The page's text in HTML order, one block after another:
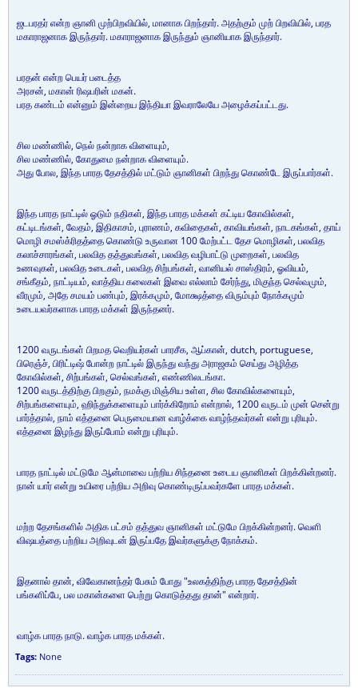
ஜடபரதர் என்ற ஞானி முற்பிறவியில், மானாக பிறந்தார். அதற்கும் முற் பிறவியில், பரத
மகாராஜனாக இருந்தார். மகாராஜனாக இருந்தும் ஞானியாக இருந்தார்.
பரதன் என்ற பெயர் படைத்த
அரசன், மகான் ரிஷபரின் மகன்.
பரத கண்டம் என்னும் இன்றைய இந்தியா இவராலேயே அழைக்கப்பட்டது.
சில மண்ணில், நெல் நன்றாக விளையும்,
சில மண்ணில், கோதுமை நன்றாக விளையும்.
அது போல, இந்த பாரத தேசத்தில் மட்டும் ஞானிகள் பிறந்து கொண்டே இருப்பார்கள்.
இந்த பாரத நாட்டில் ஓடும் நதிகள், இந்த பாரத மக்கள் கட்டிய கோவில்கள்,
கட்டிடங்கள், வேதம், இதிகாசம், புராணம், கவிதைகள், காவியங்கள், நாடகங்கள், தாய்
மொழி சமஸ்க்ரிதத்தை கொண்டு உருவான 100 மேற்பட்ட தேச மொழிகள், பலவித
கலாச்சாரங்கள், பலவித தத்துவங்கள், பலவித வழிபாட்டு முறைகள், பலவித
உணவுகள், பலவித உடைகள், பலவித சிற்பங்கள், வானியல் சாஸ்திரம், ஓவியம்,
சங்கீதம், நாட்டியம், வாத்திய கலைகள் இவை எல்லாம் சேர்ந்து, மிகுந்த செல்வமும்,
வீரமும், அதே சமயம் பண்பும், இரக்கமும், மோக்ஷத்தை விரும்பும் நோக்கமும்
உடையவர்களாக பாரத மக்கள் இருந்தனர்.
1200 வருடங்கள் பிறமத வெறியர்கள் பாரசீக, ஆப்கான், dutch, portuguese,
பிரெஞ்ச், பிரிட்டிஷ் போன்ற நாட்டில் இருந்து வந்து அராஜகம் செய்து அழித்த
கோவில்கள், சிற்பங்கள், செல்வங்கள், எண்ணிலடங்கா.
1200 வருடத்திற்கு பிறகும், நமக்கு மிஞ்சிய உள்ள, சில கோவில்களையும்,
சிற்பங்களையும், ஹிந்துக்களையும் பார்க்கிறோம் என்றால், 1200 வருடம் முன் சென்று
பார்த்தால், நாம் எத்தனை பெருமையான வாழ்க்கை வாழ்ந்தவர்கள் என்று புரியும்.
எத்தனை இழந்து இருப்போம் என்று புரியும்.
பாரத நாட்டில் மட்டுமே ஆன்மாவை பற்றிய சிந்தனை உடைய ஞானிகள் பிறக்கின்றனர்.
நான் யார் என்று உயிரை பற்றிய அறிவு கொண்டிருப்பவர்களே பாரத மக்கள்.
மற்ற தேசங்களில் அதிக பட்சம் தத்துவ ஞானிகள் மட்டுமே பிறக்கின்றனர். வெளி
விஷயத்தை பற்றிய அறிவுடன் இருப்பதே இவர்களுக்கு நோக்கம்.
இதனால் தான், விவேகானந்தர் பேசும் போது "உலகத்திற்கு பாரத தேசத்தின்
பங்களிப்பே, பல மகான்களை பெற்று கொடுத்தது தான்" என்றார்.
வாழ்க பாரத நாடு. வாழ்க பாரத மக்கள்.
Tags: None